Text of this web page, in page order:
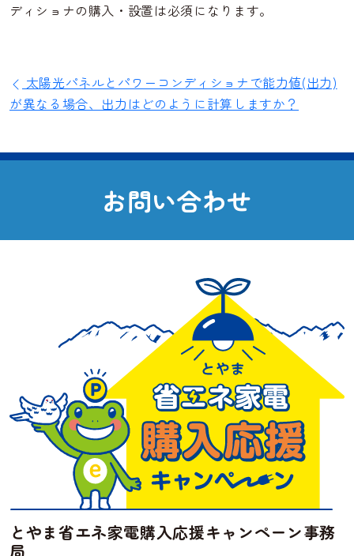
ディショナの購入・設置は必須になります。
太陽光パネルとパワーコンディショナで能力値(出力)
が異なる場合、出力はどのように計算しますか？
お問い合わせ
とやま省エネ家電購入応援キャンペーン事務
局